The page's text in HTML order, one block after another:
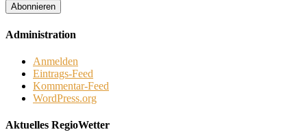
Administration
Anmelden
Eintrags-Feed
Kommentar-Feed
WordPress.org
Aktuelles RegioWetter